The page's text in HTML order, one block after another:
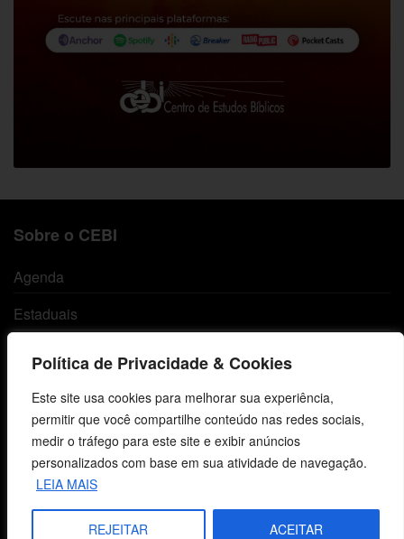
Política de Privacidade & Cookies
Este site usa cookies para melhorar sua experiência,
permitir que você compartilhe conteúdo nas redes sociais,
medir o tráfego para este site e exibir anúncios
personalizados com base em sua atividade de navegação.
LEIA MAIS
REJEITAR ACEITAR
Sobre o CEBI
Agenda
Estaduais
Objetivos
Método
Política de Privacidade
Atendimento ao Cliente